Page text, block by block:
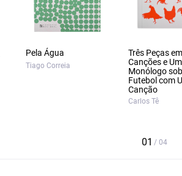
Pela Água
Tiago Correia
Três Peças
Canções e Um
Monólogo
Futebol com
Canção
Carlos Tê